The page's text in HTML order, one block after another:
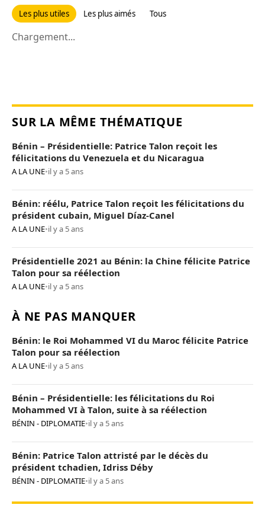
Les plus utiles Les plus aimés Tous
Chargement...
SUR LA MÊME THÉMATIQUE
Bénin – Présidentielle: Patrice Talon reçoit les
félicitations du Venezuela et du Nicaragua
A LA UNE•il y a 5 ans
Bénin: réélu, Patrice Talon reçoit les félicitations du
président cubain, Miguel Díaz-Canel
A LA UNE•il y a 5 ans
Présidentielle 2021 au Bénin: la Chine félicite Patrice
Talon pour sa réélection
A LA UNE•il y a 5 ans
À NE PAS MANQUER
Bénin: le Roi Mohammed VI du Maroc félicite Patrice
Talon pour sa réélection
A LA UNE•il y a 5 ans
Bénin – Présidentielle: les félicitations du Roi
Mohammed VI à Talon, suite à sa réélection
BÉNIN - DIPLOMATIE•il y a 5 ans
Bénin: Patrice Talon attristé par le décès du
président tchadien, Idriss Déby
BÉNIN - DIPLOMATIE•il y a 5 ans